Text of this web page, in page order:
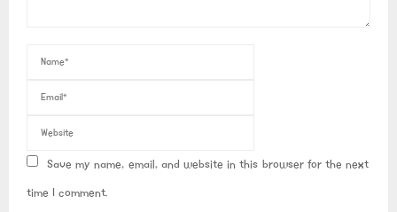
Save my name, email, and website in this browser for the next
time I comment.